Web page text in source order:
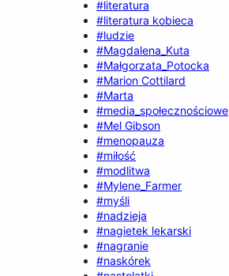
#literatura
#literatura kobieca
#ludzie
#Magdalena_Kuta
#Małgorzata_Potocka
#Marion Cottilard
#Marta
#media_społecznościowe
#Mel Gibson
#menopauza
#miłość
#modlitwa
#Mylene_Farmer
#myśli
#nadzieja
#nagietek lekarski
#nagranie
#naskórek